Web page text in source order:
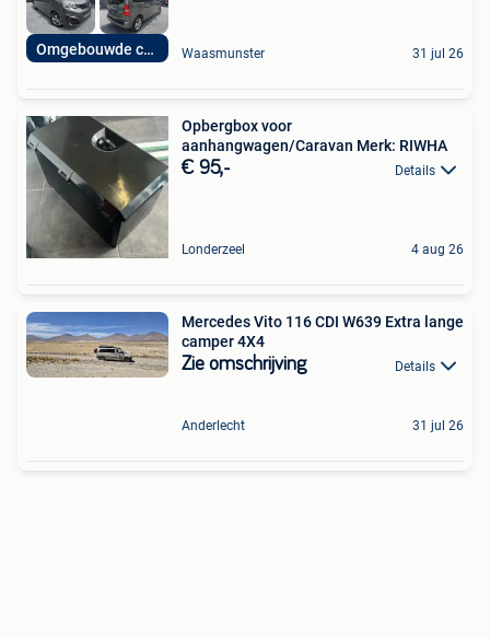
Omgebouwde camper Waasmunster 31 jul 26
Opbergbox voor
aanhangwagen/Caravan Merk: RIWHA
€ 95,- Details
Londerzeel 4 aug 26
Mercedes Vito 116 CDI W639 Extra lange
camper 4X4
Zie omschrijving Details
Anderlecht 31 jul 26